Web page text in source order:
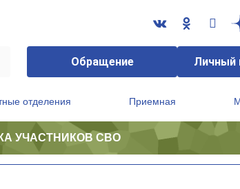
Обращение Личный
отделения Приемная
УЧАСТНИКОВ СВО